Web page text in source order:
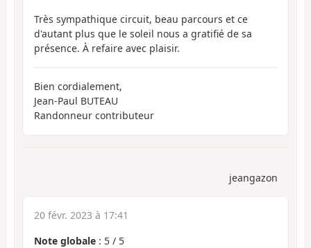
Très sympathique circuit, beau parcours et ce
d'autant plus que le soleil nous a gratifié de sa
présence. À refaire avec plaisir.
Bien cordialement,
Jean-Paul BUTEAU
Randonneur contributeur
jeangazon
20 févr. 2023 à 17:41
Note globale : 5 / 5